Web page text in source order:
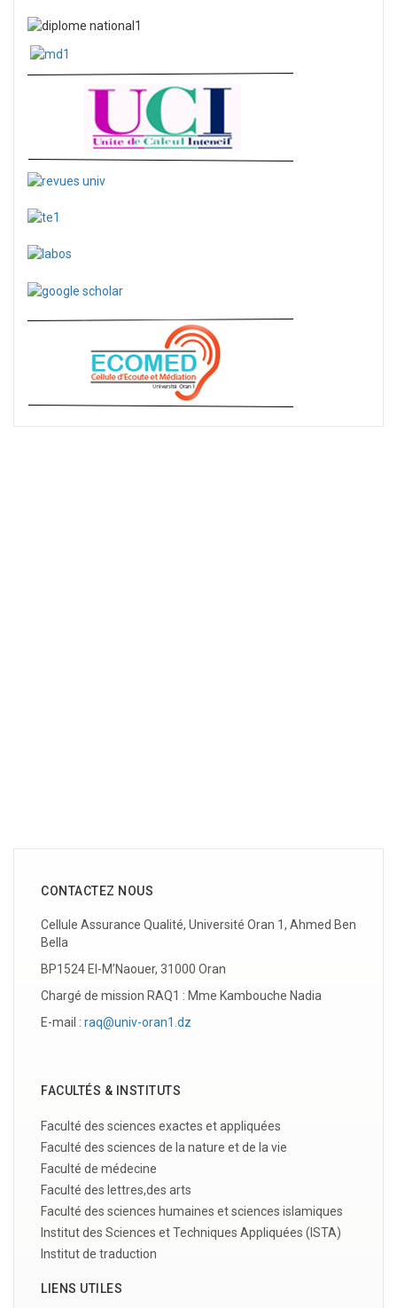
CONTACTEZ NOUS
Cellule Assurance Qualité, Université Oran 1, Ahmed Ben
Bella
BP1524 El-M’Naouer, 31000 Oran
Chargé de mission RAQ1 : Mme Kambouche Nadia
E-mail : raq@univ-oran1.dz
FACULTÉS & INSTITUTS
Faculté des sciences exactes et appliquées
Faculté des sciences de la nature et de la vie
Faculté de médecine
Faculté des lettres,des arts
Faculté des sciences humaines et sciences islamiques
Institut des Sciences et Techniques Appliquées (ISTA)
Institut de traduction
LIENS UTILES